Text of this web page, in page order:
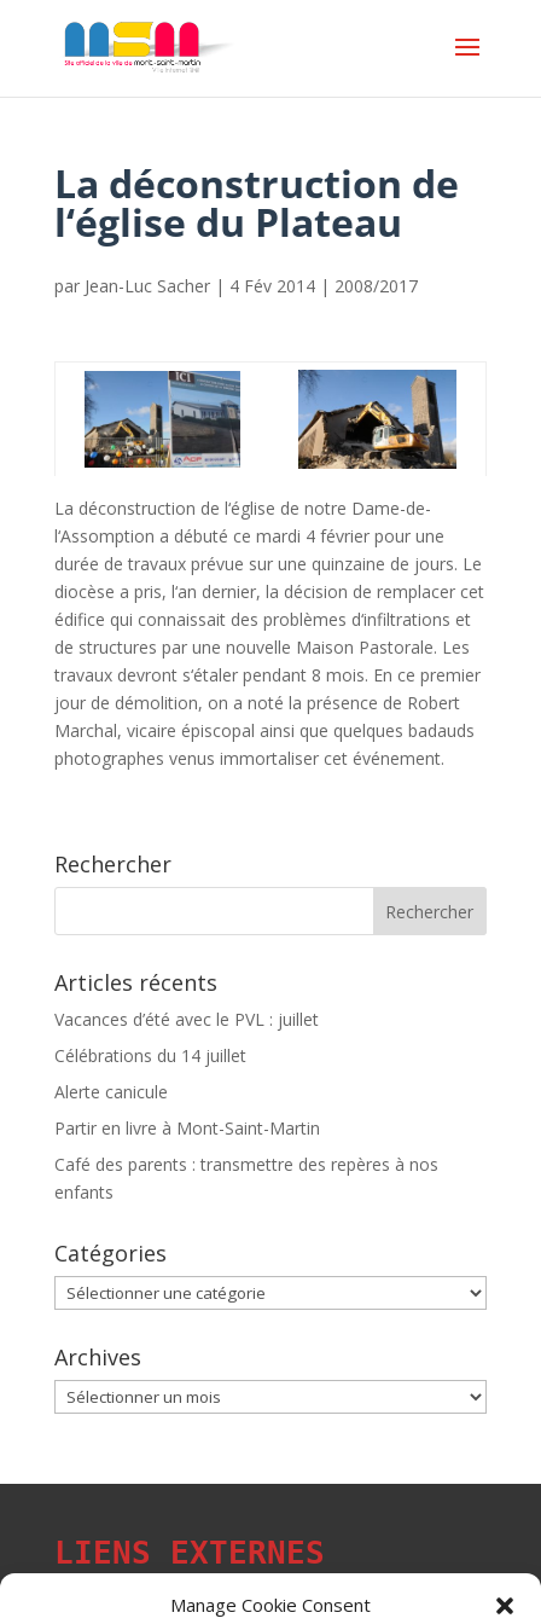
Manage Cookie Consent
La déconstruction de
l‘église du Plateau
par Jean-Luc Sacher| 4 Fév 2014| 2008/2017
La déconstruction de l‘église de notre Dame-de-
l‘Assomption a débuté ce mardi 4 février pour une
durée de travaux prévue sur une quinzaine de jours. Le
diocèse a pris, l‘an dernier, la décision de remplacer cet
édifice qui connaissait des problèmes d‘infiltrations et
de structures par une nouvelle Maison Pastorale. Les
travaux devront s‘étaler pendant 8 mois. En ce premier
jour de démolition, on a noté la présence de Robert
Marchal, vicaire épiscopal ainsi que quelques badauds
photographes venus immortaliser cet événement.
Rechercher
Articles récents
Vacances d’été avec le PVL : juillet
Célébrations du 14 juillet
Alerte canicule
Partir en livre à Mont-Saint-Martin
Café des parents : transmettre des repères à nos
enfants
Catégories
Catégories
Archives
Archives
LIENS EXTERNES